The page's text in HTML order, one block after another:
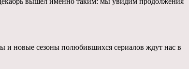
и новые сезоны полюбившихся сериалов ждут нас в